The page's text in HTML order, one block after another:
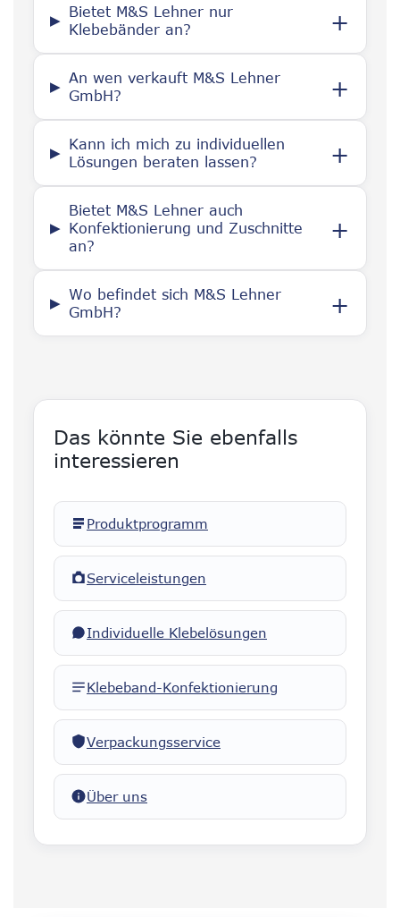
Bietet M&S Lehner nur
Klebebänder an?
An wen verkauft M&S Lehner
GmbH?
Kann ich mich zu individuellen
Lösungen beraten lassen?
Bietet M&S Lehner auch
Konfektionierung und Zuschnitte
an?
Wo befindet sich M&S Lehner
GmbH?
Das könnte Sie ebenfalls
interessieren
Produktprogramm
Serviceleistungen
Individuelle Klebelösungen
Klebeband-Konfektionierung
Verpackungsservice
Über uns